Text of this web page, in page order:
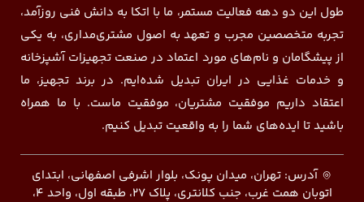
طول این دو دهه فعالیت مستمر، ما با اتکا به دانش فنی روزآمد،
تجربه متخصصین مجرب و تعهد به اصول مشتری‌مداری، به یکی
از پیشگامان و نام‌های مورد اعتماد در صنعت تجهیزات آشپزخانه
و خدمات غذایی در ایران تبدیل شده‌ایم. در برند تجهیز، ما
اعتقاد داریم موفقیت مشتریان، موفقیت ماست. با ما همراه
باشید تا ایده‌های شما را به واقعیت تبدیل کنیم.
آدرس: تهران، میدان پونک، بلوار اشرفی اصفهانی، ابتدای
اتوبان همت غرب، جنب کلانتری، پلاک ۲۷، طبقه اول، واحد ۴،